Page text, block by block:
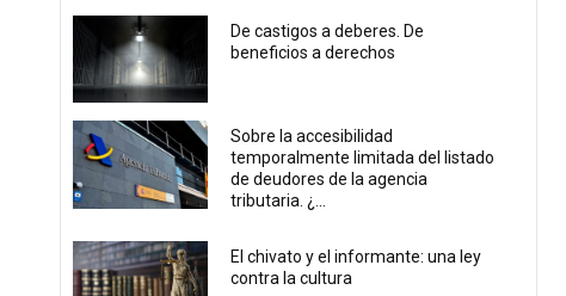
De castigos a deberes. De
beneficios a derechos
Sobre la accesibilidad
temporalmente limitada del listado
de deudores de la agencia
tributaria. ¿...
El chivato y el informante: una ley
contra la cultura